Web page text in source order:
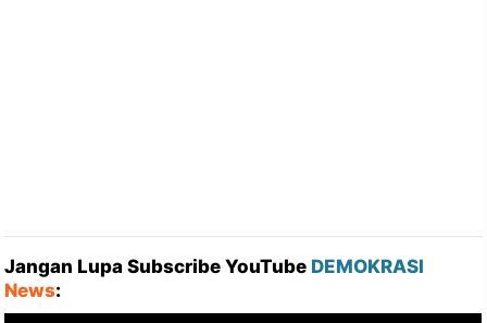
Jangan Lupa Subscribe YouTube DEMOKRASI
News: